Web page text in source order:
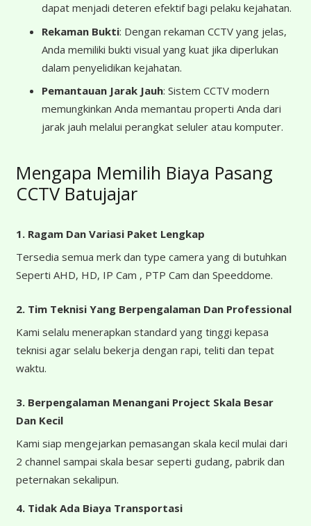
dapat menjadi deteren efektif bagi pelaku kejahatan.
Rekaman Bukti: Dengan rekaman CCTV yang jelas,
Anda memiliki bukti visual yang kuat jika diperlukan
dalam penyelidikan kejahatan.
Pemantauan Jarak Jauh: Sistem CCTV modern
memungkinkan Anda memantau properti Anda dari
jarak jauh melalui perangkat seluler atau komputer.
Mengapa Memilih Biaya Pasang
CCTV Batujajar
1. Ragam Dan Variasi Paket Lengkap
Tersedia semua merk dan type camera yang di butuhkan
Seperti AHD, HD, IP Cam , PTP Cam dan Speeddome.
2. Tim Teknisi Yang Berpengalaman Dan Professional
Kami selalu menerapkan standard yang tinggi kepasa
teknisi agar selalu bekerja dengan rapi, teliti dan tepat
waktu.
3. Berpengalaman Menangani Project Skala Besar
Dan Kecil
Kami siap mengejarkan pemasangan skala kecil mulai dari
2 channel sampai skala besar seperti gudang, pabrik dan
peternakan sekalipun.
4. Tidak Ada Biaya Transportasi